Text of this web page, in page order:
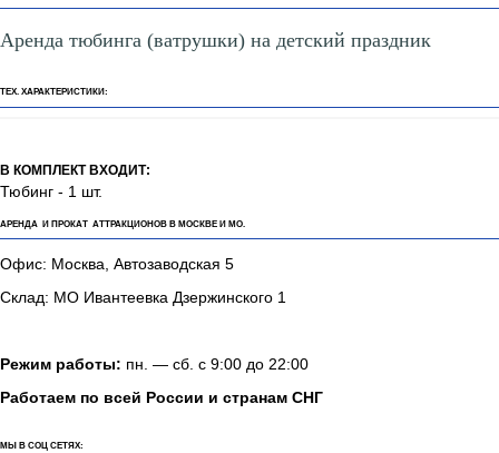
Аренда тюбинга (ватрушки) на детский праздник
ТЕХ. ХАРАКТЕРИСТИКИ:
В КОМПЛЕКТ ВХОДИТ:
Тюбинг - 1 шт.
АРЕНДА И ПРОКАТ АТТРАКЦИОНОВ В МОСКВЕ И МО.
Офис: Москва, Автозаводская 5
Склад: МО Ивантеевка Дзержинского 1
Режим работы: пн. — сб. с 9:00 до 22:00
Работаем по всей России и странам СНГ
МЫ В СОЦ СЕТЯХ: